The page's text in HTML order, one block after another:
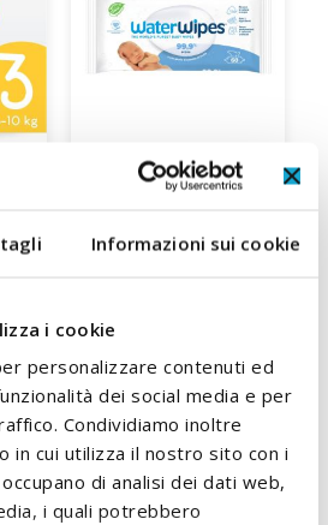
Informazioni sui cookie
i cookie
personalizzare contenuti ed
dei social media e per
Condividiamo inoltre
in cui utilizza il nostro sito con i
di analisi dei dati web,
i quali potrebbero
Wipes
ACCUMULA +2 PUNTI
AGGIUNGI AL CARRELLO